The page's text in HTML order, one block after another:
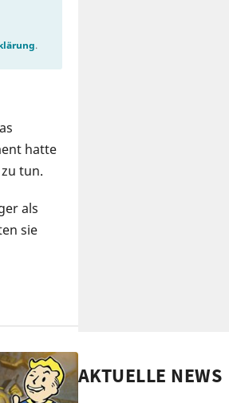
.
hatte
tun.
als
sie
AKTUELLE NEWS